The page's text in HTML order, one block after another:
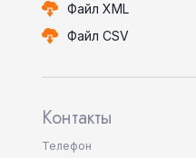
Файл XML
Файл CSV
Контакты
Телефон